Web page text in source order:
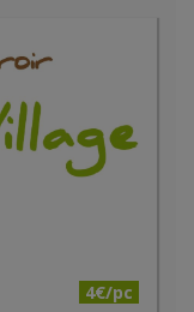
4€/pc